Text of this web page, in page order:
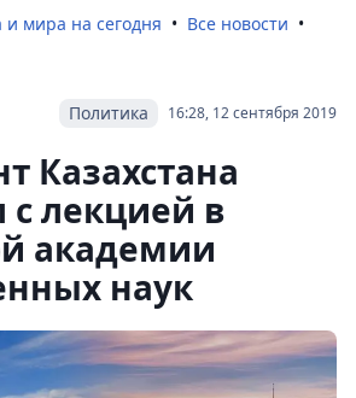
и мира на сегодня
Все новости
16:28, 12 сентября 2019
Политика
Казахстана
с лекцией в
академии
наук